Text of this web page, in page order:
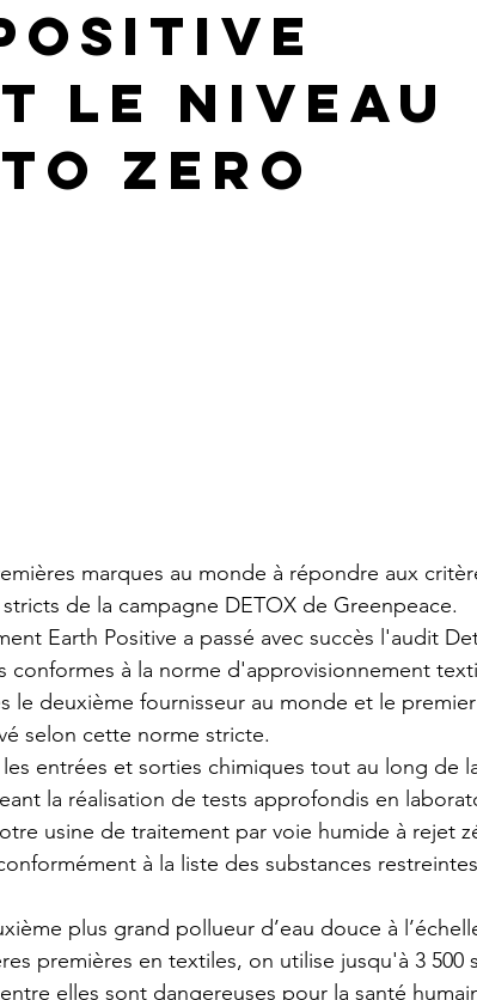
le niveau
Zero
marques au monde à répondre aux
de la campagne DETOX de Greenpeace.
Earth Positive a passé avec succès l'audit
conformes à la norme d'approvisionnement
le deuxième fournisseur au monde et le
selon cette norme stricte.
entrées et sorties chimiques tout au long de
la réalisation de tests approfondis en
usine de traitement par voie humide à rejet
à la liste des substances
plus grand pollueur d’eau douce à
premières en textiles, on utilise jusqu'à 3 500
elles sont dangereuses pour la santé